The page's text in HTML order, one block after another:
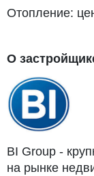
Отопление:
О
BI Group -
на рынке